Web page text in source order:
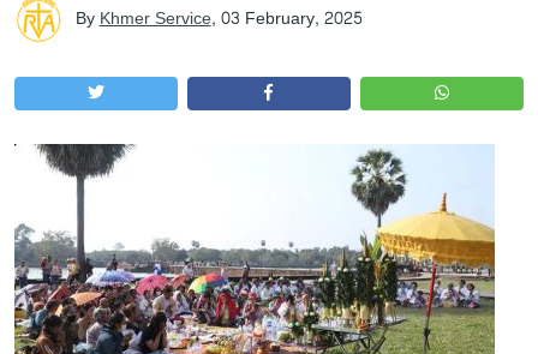
ByKhmer Service, 03 February, 2025